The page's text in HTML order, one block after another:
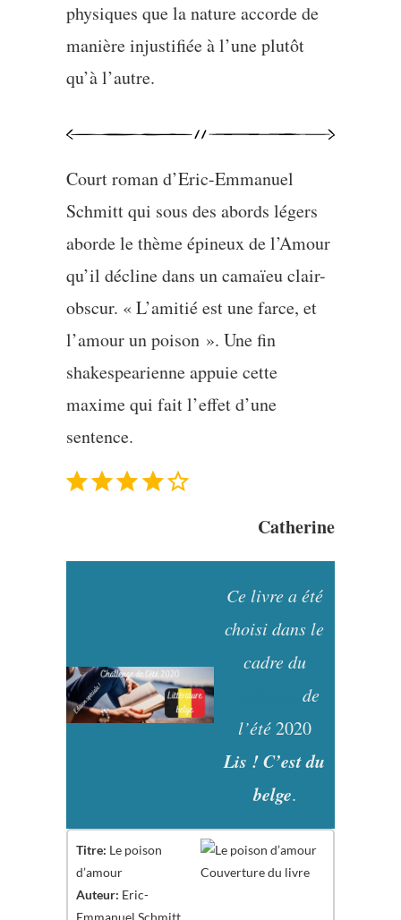
physiques que la nature accorde de
manière injustifiée à l’une plutôt
qu’à l’autre.
Court roman d’Eric-Emmanuel
Schmitt qui sous des abords légers
aborde le thème épineux de l’Amour
qu’il décline dans un camaïeu clair-
obscur. « L’amitié est une farce, et
l’amour un poison ». Une fin
shakespearienne appuie cette
maxime qui fait l’effet d’une
sentence.
Catherine
Ce livre a été
choisi dans le
cadre du
de
l’été2020
Lis ! C’est du
belge.
Titre: Le poison
d’amour
Auteur: Eric-
Emmanuel Schmitt